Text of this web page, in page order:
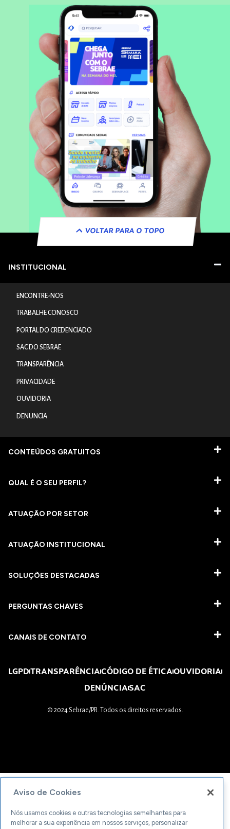
VOLTAR PARA O TOPO
INSTITUCIONAL
ENCONTRE-NOS
TRABALHE CONOSCO
PORTAL DO CREDENCIADO
SAC DO SEBRAE
TRANSPARÊNCIA
PRIVACIDADE
OUVIDORIA
DENUNCIA
CONTEÚDOS GRATUITOS
QUAL É O SEU PERFIL?
ATUAÇÃO POR SETOR
ATUAÇÃO INSTITUCIONAL
SOLUÇÕES DESTACADAS
PERGUNTAS CHAVES​
CANAIS DE CONTATO
LGPDTRANSPARÊNCIACÓDIGO DE ÉTICAOUVIDORIA
DENÚNCIASAC
© 2024 Sebrae/PR. Todos os direitos reservados.
Aviso de Cookies
Nós usamos cookies e outras tecnologias semelhantes para
melhorar a sua experiência em nossos serviços, personalizar